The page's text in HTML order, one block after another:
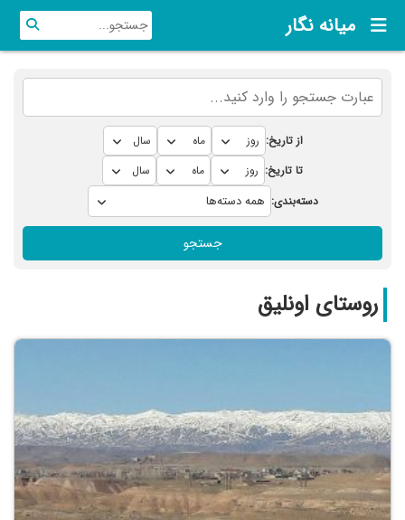
میانه نگار
از تاریخ:
تا تاریخ:
دسته‌بندی:
جستجو
روستای اونلیق